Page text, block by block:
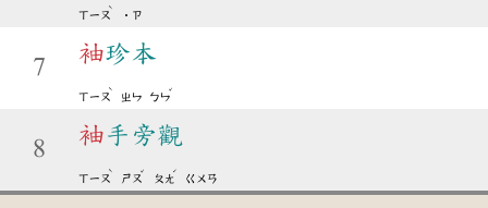
ㄒㄧㄡ
ˋ
˙ㄗ
7
袖珍本
ㄒㄧㄡ
ˋ
ㄓㄣ ㄅㄣ
ˇ
8
袖手旁觀
ㄒㄧㄡ
ˋ
ㄕㄡ
ˇ
ㄆㄤ
ˊ
ㄍㄨㄢ